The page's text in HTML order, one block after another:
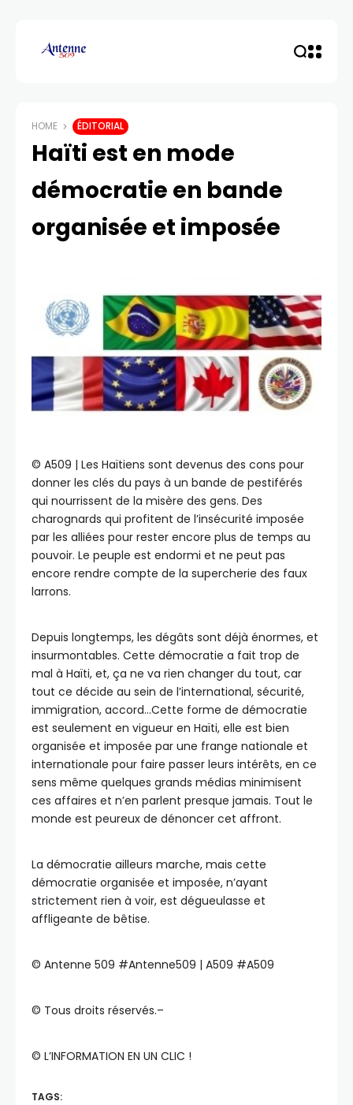
HOME ÉDITORIAL
Haïti est en mode
démocratie en bande
organisée et imposée
©️ A509 | Les Haïtiens sont devenus des cons pour
donner les clés du pays à un bande de pestiférés
qui nourrissent de la misère des gens. Des
charognards qui profitent de l’insécurité imposée
par les alliées pour rester encore plus de temps au
pouvoir. Le peuple est endormi et ne peut pas
encore rendre compte de la supercherie des faux
larrons.
Depuis longtemps, les dégâts sont déjà énormes, et
insurmontables. Cette démocratie a fait trop de
mal à Haïti, et, ça ne va rien changer du tout, car
tout ce décide au sein de l’international, sécurité,
immigration, accord…Cette forme de démocratie
est seulement en vigueur en Haïti, elle est bien
organisée et imposée par une frange nationale et
internationale pour faire passer leurs intérêts, en ce
sens même quelques grands médias minimisent
ces affaires et n’en parlent presque jamais. Tout le
monde est peureux de dénoncer cet affront.
La démocratie ailleurs marche, mais cette
démocratie organisée et imposée, n’ayant
strictement rien à voir, est dégueulasse et
affligeante de bêtise.
©️ Antenne 509 #Antenne509 | A509 #A509
©️ Tous droits réservés.–
©️ L’INFORMATION EN UN CLIC !
TAGS: